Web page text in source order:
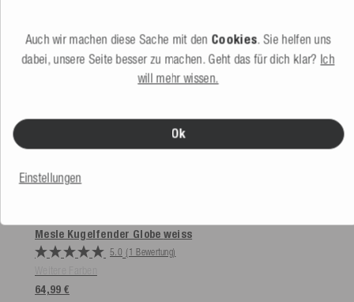
Mesle Kugelfender Globe weiss
5.0 (1 Bewertung)
64,99 €
Auch wir machen diese Sache mit den Cookies. Sie helfen uns
dabei, unsere Seite besser zu machen. Geht das für dich klar? Ich
will mehr wissen.
Ok
Einstellungen